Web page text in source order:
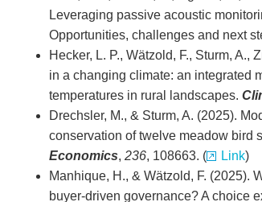
Leveraging passive acoustic
Opportunities, challenges and next
Hecker, L. P., Wätzold, F., Sturm, A.,
in a changing climate: an integrated
temperatures in rural landscapes.
Drechsler, M., & Sturm, A. (2025).
conservation of twelve meadow bird
Economics, 236, 108663. ( Link)
Manhique, H., & Wätzold, F. (2025).
buyer-driven governance? A choice